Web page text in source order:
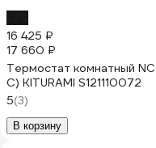
16 425 ₽
17 660 ₽
Термостат комнатный
C) KITURAMI S121110072
5(3)
В корзину